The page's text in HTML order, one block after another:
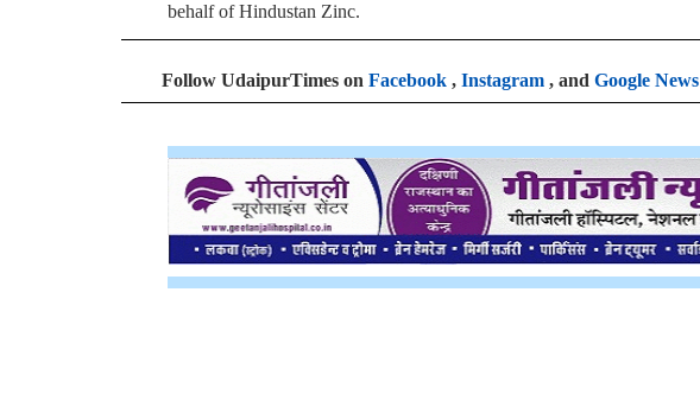
behalf of Hindustan Zinc.
Follow UdaipurTimes on Facebook , Instagram , and Google News